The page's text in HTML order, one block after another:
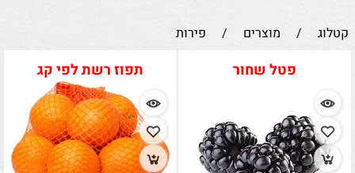
קטלוג / מוצרים / פירות
פטל שחור תפוז רשת לפי קג